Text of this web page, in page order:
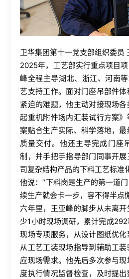
卫华集团第十一党支部组织委员
2025年，工艺部实行重点项目
峰全程主导湖北、浙江、河南
艺支持工作。面对门座吊部件
紧迫的难题，他主动对接现场
起重机附件场内汇装试行方案
案贴合生产实际、科学落地，
质量交付。他还主导完成门座
制，并手把手指导部门同事开
司复杂结构产品的下料工艺标准
他说：“下料岗是生产的第一道
续生产就会卡一步，容不得半点
六年里，王亚峰的脚步从未离
少1小时现场调研，累计完成
现场专项服务，从设计图纸优化
从工艺工装现场指导到辅助工
应现场需求。他先后多次参与
度执行情况监督检查，及时提